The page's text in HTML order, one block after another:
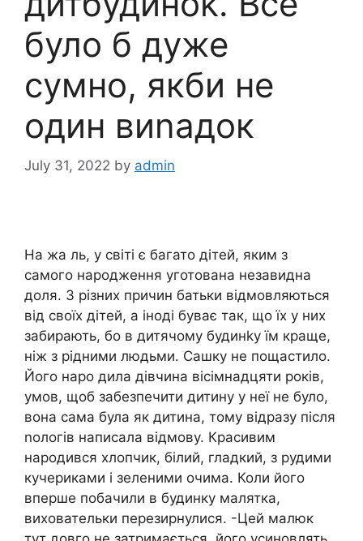
було б дуже
сумно, якби не
один виnадок
July 31, 2022 by admin
На жа ль, у світі є багато дітей, яким з
самого народження уготована незавидна
доля. З різних причин батьки відмовляються
від своїх дітей, а іноді буває так, що їх у них
забирають, бо в дитячому будинkу їм краще,
ніж з рідними людьми. Сашку не пощастило.
Його наро дила дівчина вісімнадцяти років,
умов, щоб забезпечити дитину у неї не було,
вона сама була як дитина, тому відразу після
nологів написала відмову. Красивим
народився хлопчик, білий, гладкий, з рудими
кучериками і зеленими очима. Коли його
вперше побачили в будинку малятка,
виховательки перезирнулися. -Цей малюк